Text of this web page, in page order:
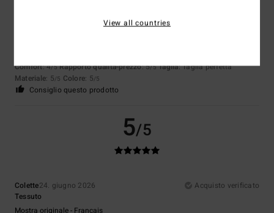
25. giugno 2026
Comfort: 4/5 Rapporto qualità-prezzo: 5/5 Taglia: Taglia perfetta
Materiale: 5/5 Colore: 5/5
Consiglio questo prodotto
5/5
Colette24. giugno 2026
Acquisto verificato
Tessuto
Mostra originale - Français
View all countries